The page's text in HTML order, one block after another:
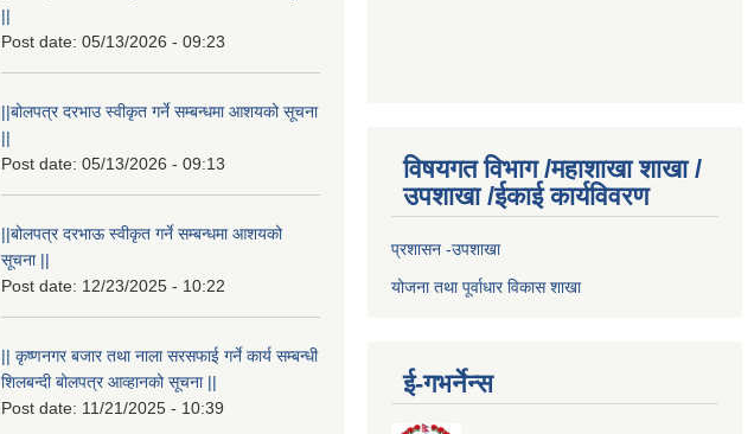
||
Post date: 05/13/2026 - 09:23
||बोलपत्र दरभाउ स्वीकृत गर्ने सम्बन्धमा आशयको सूचना
||
Post date: 05/13/2026 - 09:13
||बोलपत्र दरभाऊ स्वीकृत गर्ने सम्बन्धमा आशयको
सूचना ||
Post date: 12/23/2025 - 10:22
|| कृष्णनगर बजार तथा नाला सरसफाई गर्ने कार्य सम्बन्धी
शिलबन्दी बोलपत्र आव्हानको सूचना ||
Post date: 11/21/2025 - 10:39
विषयगत विभाग /महाशाखा शाखा /
उपशाखा /ईकाई कार्यविवरण
प्रशासन -उपशाखा
योजना तथा पूर्वाधार विकास शाखा
ई-गभर्नेन्स